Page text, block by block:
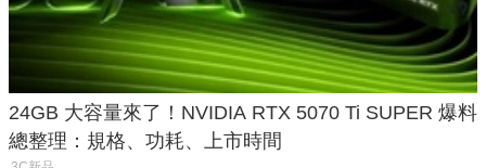
24GB 大容量來了！NVIDIA RTX 5070 Ti SUPER 爆料
總整理：規格、功耗、上市時間